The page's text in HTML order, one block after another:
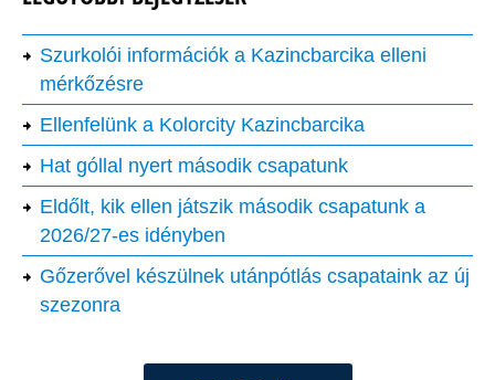
Szurkolói információk a Kazincbarcika elleni
mérkőzésre
Ellenfelünk a Kolorcity Kazincbarcika
Hat góllal nyert második csapatunk
Eldőlt, kik ellen játszik második csapatunk a
2026/27-es idényben
Gőzerővel készülnek utánpótlás csapataink az új
szezonra